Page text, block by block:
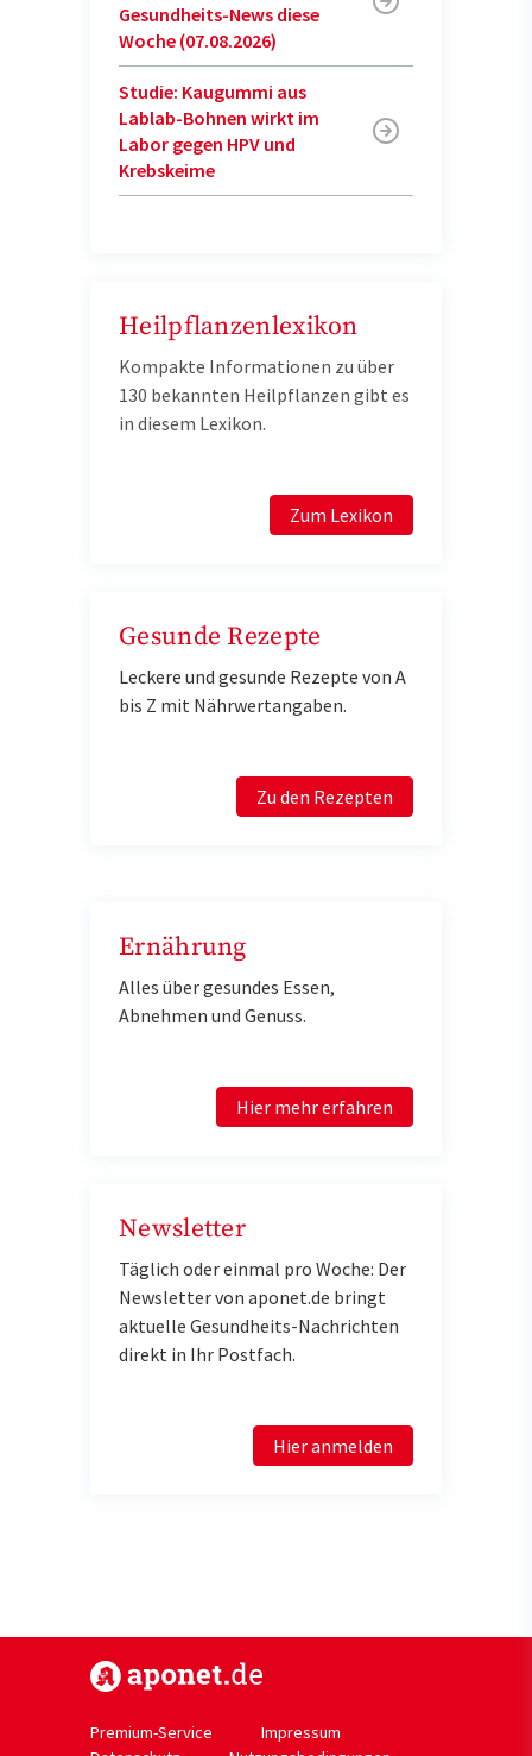
Gesundheits-News diese
Woche (07.08.2026)
Studie: Kaugummi aus
Lablab-Bohnen wirkt im
Labor gegen HPV und
Krebskeime
Heilpflanzenlexikon
Kompakte Informationen zu über
130 bekannten Heilpflanzen gibt es
in diesem Lexikon.
Zum Lexikon
Gesunde Rezepte
Leckere und gesunde Rezepte von A
bis Z mit Nährwertangaben.
Zu den Rezepten
Ernährung
Alles über gesundes Essen,
Abnehmen und Genuss.
Hier mehr erfahren
Newsletter
Täglich oder einmal pro Woche: Der
Newsletter von aponet.de bringt
aktuelle Gesundheits-Nachrichten
direkt in Ihr Postfach.
Hier anmelden
Premium-Service
Impressum